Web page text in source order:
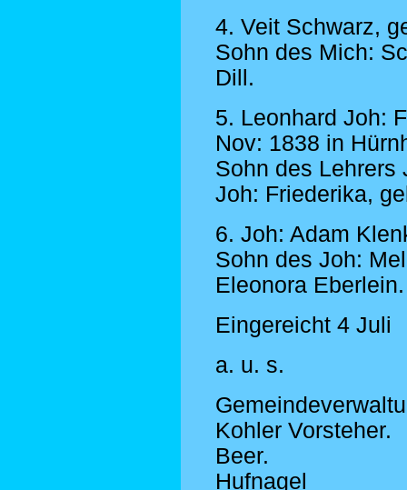
4. Veit Schwarz,
Sohn des Mich:
Dill.
5. Leonhard Joh:
Nov: 1838 in
Sohn des Lehrers
Joh: Friederika,
6. Joh: Adam
Sohn des Joh:
Eleonora Eberlein.
Eingereicht 4 Juli
a. u. s.
Kohler Vorsteher.
Beer.
Hufnagel